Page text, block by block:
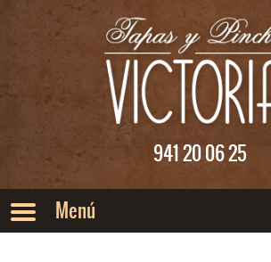
Saltar al menu principal
Saltar al contenido
941 20 06 25